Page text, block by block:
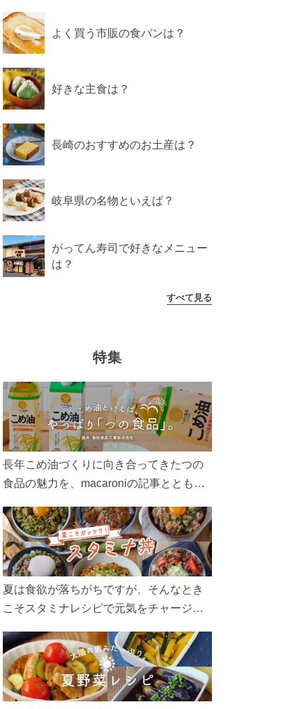
よく買う市販の食パンは？
好きな主食は？
長崎のおすすめのお土産は？
岐阜県の名物といえば？
がってん寿司で好きなメニュー
は？
すべて見る
特集
長年こめ油づくりに向き合ってきたつの
食品の魅力を、macaroniの記事とともに
ん、製造現場や品質へのこだわりまで。
こめ油をもっと好きになるコンテンツを
ぜひお楽しみください。
夏は食欲が落ちがちですが、そんなとき
こそスタミナレシピで元気をチャージ！
リ食べて、夏バテを吹き飛ばしましょ
う！